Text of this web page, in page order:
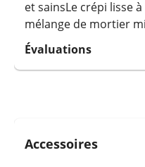
et sainsLe crépi lisse
mélange de mortier
Évaluations
Ignorer la galerie de
Accessoires